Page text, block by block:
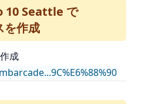
10 Seattle で
作成
成